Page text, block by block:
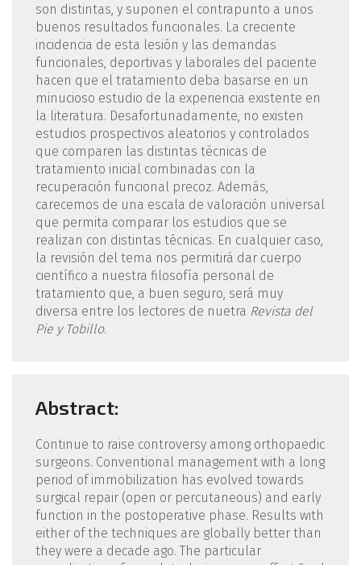
son distintas, y suponen el contrapunto a unos
buenos resultados funcionales. La creciente
incidencia de esta lesión y las demandas
funcionales, deportivas y laborales del paciente
hacen que el tratamiento deba basarse en un
minucioso estudio de la experiencia existente en
la literatura. Desafortunadamente, no existen
estudios prospectivos aleatorios y controlados
que comparen las distintas técnicas de
tratamiento inicial combinadas con la
recuperación funcional precoz. Además,
carecemos de una escala de valoración universal
que permita comparar los estudios que se
realizan con distintas técnicas. En cualquier caso,
la revisión del tema nos permitirá dar cuerpo
científico a nuestra filosofía personal de
tratamiento que, a buen seguro, será muy
diversa entre los lectores de nuetra Revista del
Pie y Tobillo.
Abstract:
Continue to raise controversy among orthopaedic
surgeons. Conventional management with a long
period of immobilization has evolved towards
surgical repair (open or percutaneous) and early
function in the postoperative phase. Results with
either of the techniques are globally better than
they were a decade ago. The particular